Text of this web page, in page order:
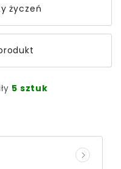
życzeń
5 sztuk